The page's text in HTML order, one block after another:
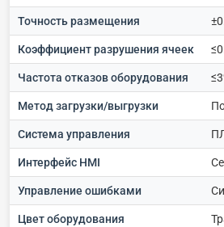
Точность размещения
Коэффициент разрушения ячеек
Частота отказов оборудования
Метод загрузки/выгрузки
Система управления
Интерфейс HMI
Управление ошибками
Цвет оборудования